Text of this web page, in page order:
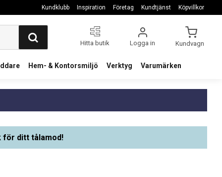
Kundklubb Inspiration Företag Kundtjänst Köpvillkor
Hitta butik Logga in Kundvagn
Hem- & Kontorsmiljö Verktyg Varumärken
för ditt tålamod!